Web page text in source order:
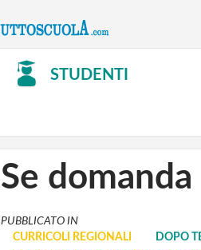
STUDENTI
Se
PUBBLICATO IN
CURRICOLI REGIONALI
DOPO